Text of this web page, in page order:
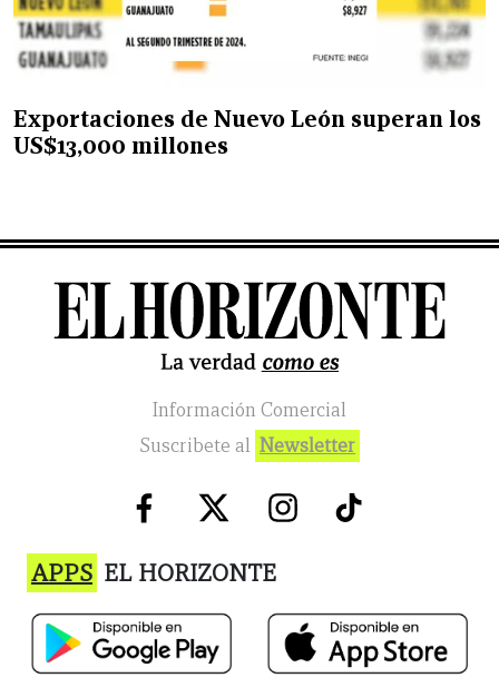
Exportaciones de Nuevo León superan los
US$13,000 millones
Información Comercial
Suscribete al Newsletter
APPS EL HORIZONTE